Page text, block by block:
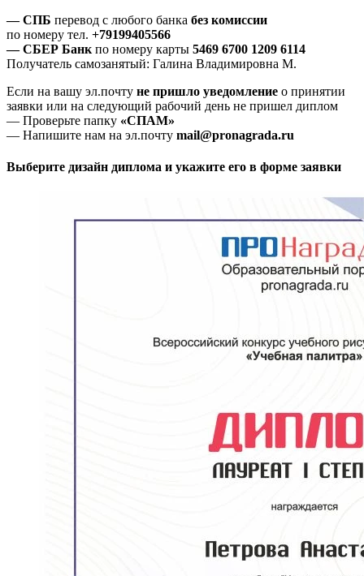
— СПБ перевод с любого банка без комиссии
по номеру тел. +79199405566
— СБЕР Банк по номеру карты 5469 6700 1209 6114
Получатель самозанятый: Галина Владимировна М.
Если на вашу эл.почту не пришло уведомление о принятии
заявки или на следующий рабочий день не пришел диплом
— Проверьте папку «СПАМ»
— Напишите нам на эл.почту mail@pronagrada.ru
Выберите дизайн диплома и укажите его в форме заявки